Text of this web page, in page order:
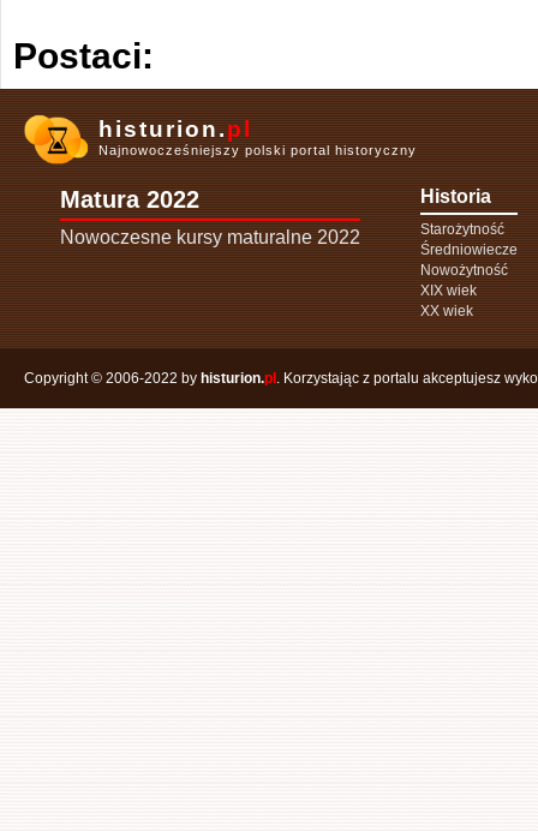
Postaci:
histurion.pl
Najnowocześniejszy polski portal historyczny
Matura 2022
Nowoczesne kursy maturalne 2022
Historia
Starożytność
Średniowiecze
Nowożytność
XIX wiek
XX wiek
Copyright © 2006-2022 by histurion.pl . Korzystając z portalu akceptujesz